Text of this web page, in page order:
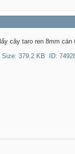
cây taro ren 8mm